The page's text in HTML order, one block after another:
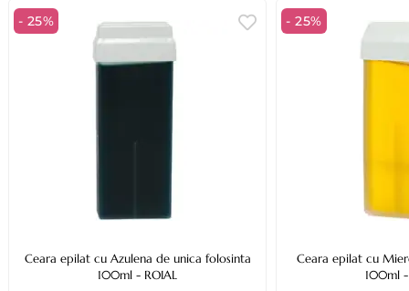
- 25%
Ceara epilat cu Azulena de unica folosinta
100ml - ROIAL
- 25%
Ceara epilat cu
100ml